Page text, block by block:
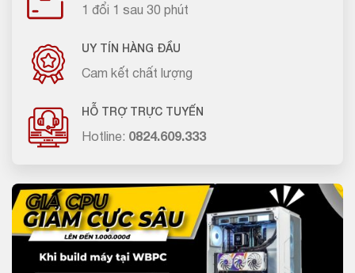
1 đổi 1 sau 30 phút
UY TÍN HÀNG ĐẦU
Cam kết chất lượng
HỖ TRỢ TRỰC TUYẾN
Hotline: 0824.609.333